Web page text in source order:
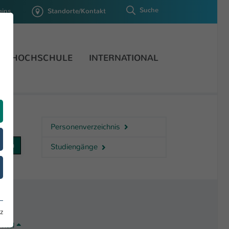
Standorte/Kontakt Suche
HOCHSCHULE INTERNATIONAL
Personenverzeichnis
Studiengänge
Titel